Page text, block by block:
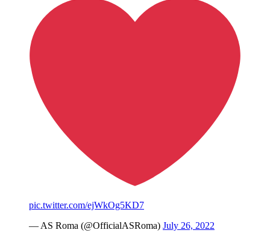
pic.twitter.com/ejWkOg5KD7
— AS Roma (@OfficialASRoma) July 26, 2022